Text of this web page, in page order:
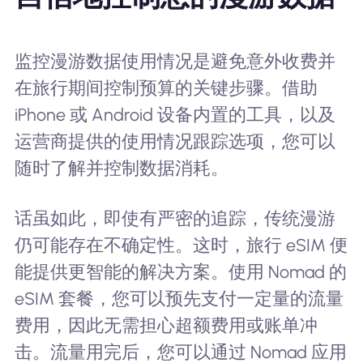
监控漫游数据使用情况是避免意外收费并
在旅行期间控制预算的关键步骤。借助
iPhone 或 Android 设备内置的工具，以及
运营商提供的使用情况跟踪选项，您可以
随时了解并控制数据消耗。
话虽如此，即使有严密的追踪，传统漫游
仍可能存在不确定性。这时，旅行 eSIM 便
能提供更智能的解决方案。使用 Nomad 的
eSIM 套餐，您可以预先支付一定量的流量
费用，因此无需担心超额费用或账单冲
击。流量用完后，您可以通过 Nomad 应用